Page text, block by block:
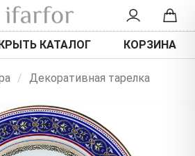
КАТАЛОГ КОРЗИНА
/ Декоративная тарелка